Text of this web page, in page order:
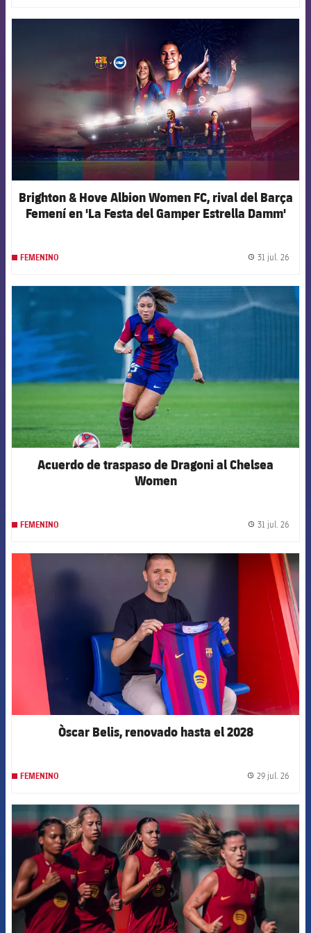
FCB Barcelona badge
Brighton & Hove Albion Women FC, rival del Barça
Femení en 'La Festa del Gamper Estrella Damm'
FEMENINO 31 jul. 26
FCB Barcelona badge
Acuerdo de traspaso de Dragoni al Chelsea
Women
FEMENINO 31 jul. 26
FCB Barcelona badge
Òscar Belis, renovado hasta el 2028
FEMENINO 29 jul. 26
FCB Barcelona badge